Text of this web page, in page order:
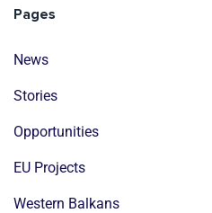
Pages
News
Stories
Opportunities
EU Projects
Western Balkans